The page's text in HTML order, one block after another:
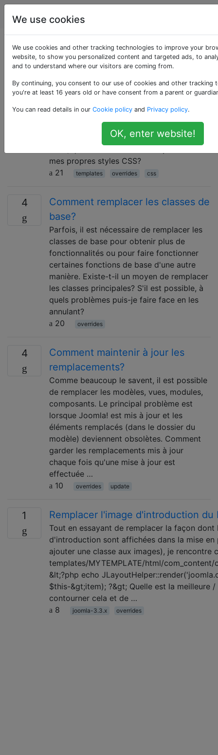
Joomla
Questions marquées
«overrides»
5
Comment remplacer les styles
CSS dans mon modèle?
Lorsque vous utilisez un modèle Joomla
gratuit / commercial du Template Club X /
mes propres styles CSS?
21
templates overrides css
4
Comment remplacer les classes de
base?
Parfois, il est nécessaire de remplacer les
classes de base pour obtenir plus de
fonctionnalités ou pour faire fonctionner
certaines fonctions de base d'une autre
manière. Existe-t-il un moyen de remplacer
les classes principales? S'il est possible, à
quels problèmes puis-je faire face en les
annulant?
20
overrides
4
Comment maintenir à jour les
remplacements?
Comme beaucoup le savent, il est possible
de remplacer les modèles, vues, modules,
composants. Le principal problème est
lorsque Joomla! est mis à jour et les
éléments remplacés (dans le dossier du
modèle) deviennent obsolètes. Comment
garder les remplacements mis à jour
chaque fois qu'une mise à jour est
effectuée …
10
overrides update
1 Remplacer l'image d'introduction du
Tout en essayant de remplacer la façon dont
d'introduction sont affichées dans la mise
ajouter une classe aux images), je rencontre
templates/MYTEMPLATE/html/
&lt;?php echo
$this-&gt;item); ?&gt; Quelle est la meilleure
contourner cela et de …
8
joomla-3.3.x overrides
We use cookies
We use cookies and other tracking technologies to improve your
website, to show you personalized content and targeted ads, to
and to understand where our visitors are coming from.
By continuing, you consent to our use of cookies and other tracking
you're at least 16 years old or have consent from a parent or
You can read details in our Cookie policy and Privacy policy.
OK, enter website!